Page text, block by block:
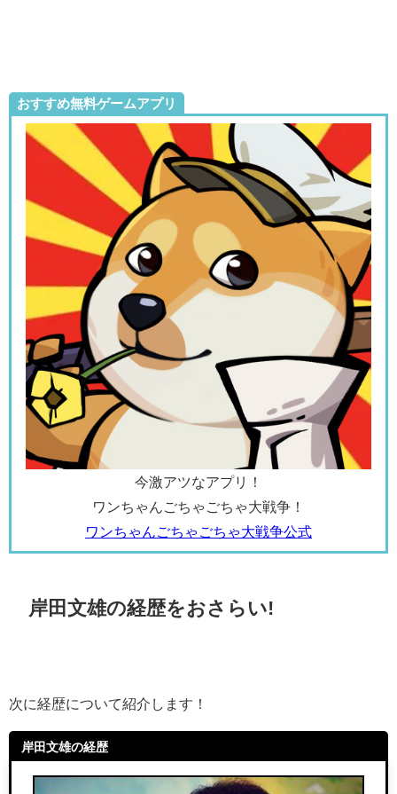
おすすめ無料ゲームアプリ
今激アツなアプリ！
ワンちゃんごちゃごちゃ大戦争！
ワンちゃんごちゃごちゃ大戦争公式
岸田文雄の経歴をおさらい!
次に経歴について紹介します！
岸田文雄の経歴